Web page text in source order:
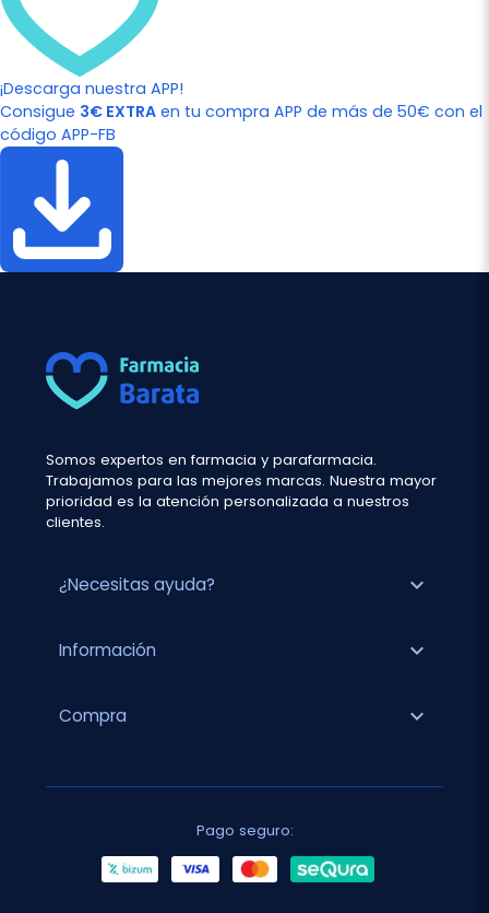
¡Descarga nuestra APP!
Consigue 3€ EXTRA en tu compra APP de más de 50€ con el
código APP-FB
Somos expertos en farmacia y parafarmacia.
Trabajamos para las mejores marcas. Nuestra mayor
prioridad es la atención personalizada a nuestros
clientes.
¿Necesitas ayuda? expand_more
Información expand_more
Compra expand_more
Pago seguro: